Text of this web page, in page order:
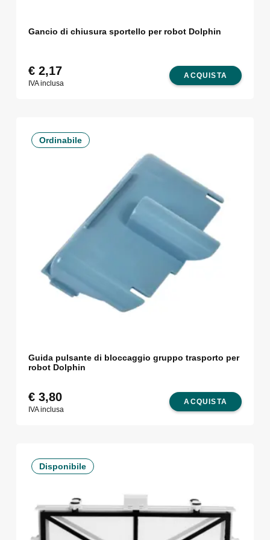
Gancio di chiusura sportello per robot Dolphin
ACQUISTA
€2,17
IVA inclusa
Ordinabile
Guida pulsante di bloccaggio gruppo trasporto per
robot Dolphin
ACQUISTA
€3,80
IVA inclusa
Disponibile